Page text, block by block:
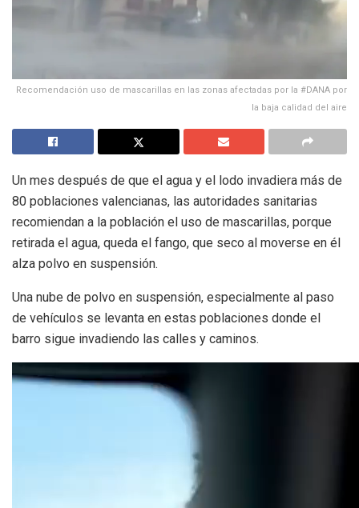
Recomendación uso de mascarillas en las zonas afectadas por la #DANA por
la baja calidad del aire
Un mes después de que el agua y el lodo invadiera más de
80 poblaciones valencianas, las autoridades sanitarias
recomiendan a la población el uso de mascarillas, porque
retirada el agua, queda el fango, que seco al moverse en él
alza polvo en suspensión.
Una nube de polvo en suspensión, especialmente al paso
de vehículos se levanta en estas poblaciones donde el
barro sigue invadiendo las calles y caminos.